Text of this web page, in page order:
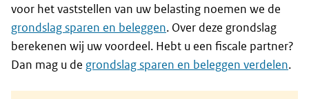
voor het vaststellen van uw belasting noemen we de
grondslag sparen en beleggen. Over deze grondslag
berekenen wij uw voordeel. Hebt u een fiscale partner?
Dan mag u de grondslag sparen en beleggen verdelen.